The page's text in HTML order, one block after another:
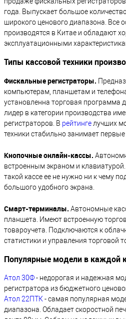
года. Выпускает большое
широкого ценового диапазона. Все
производятся в Китае и обладают
эксплуатационными
Типы кассовой техники
Фискальные регистраторы.
компьютерам, планшетам и
установленна торговая программа
лидер в категории производства
регистраторов. В рейтингелучших
техники стабильно занимает первые
Кнопочные онлайн-кассы.
встроенным экраном и
такой кассе ее не нужно ни к чему
большого удобного экрана.
Смарт-терминалы. Автономные
планшета. Имеют встроенную
товароучета. Подключаются к
статистики и управления торговой
Популярные модели в каждой
Атол 30Ф- недорогая и надежная
регистратора из бюджетного
Атол 22ПТК- самая популярная
диапазона. Обладает скоростной